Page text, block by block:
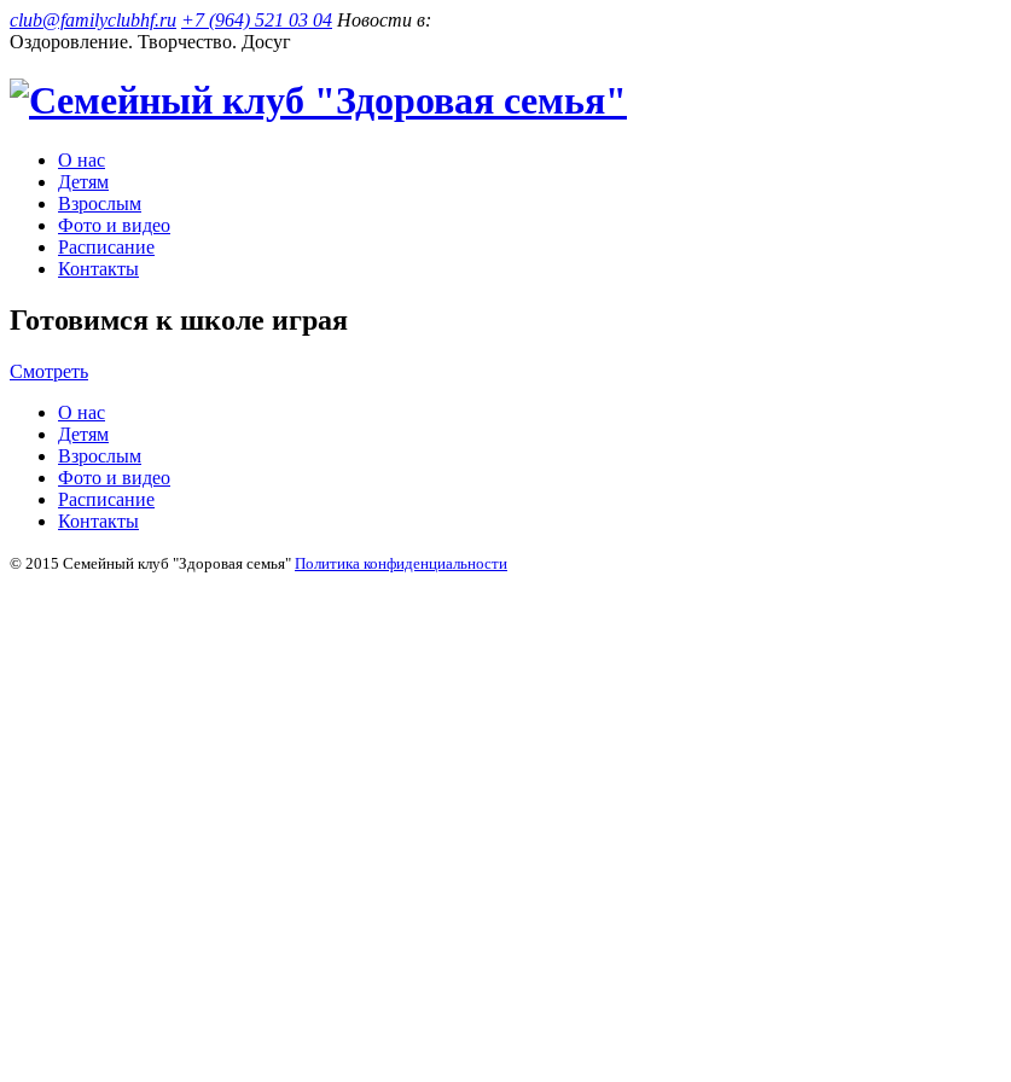
club@familyclubhf.ru +7 (964) 521 03 04 Новости в:
Оздоровление. Творчество. Досуг
О нас
Детям
Взрослым
Фото и видео
Расписание
Контакты
Готовимся к школе играя
Смотреть
О нас
Детям
Взрослым
Фото и видео
Расписание
Контакты
© 2015 Семейный клуб "Здоровая семья" Политика конфиденциальности